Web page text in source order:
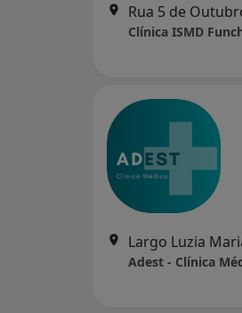
Rua 5 de
Clínica ISMD
Adest - Clínica